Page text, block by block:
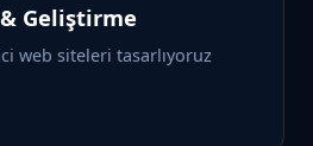
Geliştirme
web siteleri tasarlıyoruz